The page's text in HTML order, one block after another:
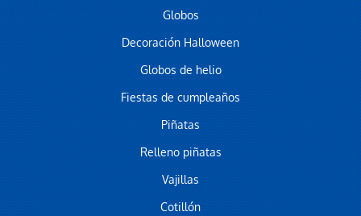
Globos
Decoración Halloween
Globos de helio
Fiestas de cumpleaños
Piñatas
Relleno piñatas
Vajillas
Cotillón